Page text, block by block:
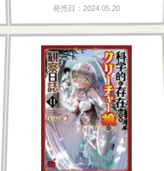
発売日：2024.05.20